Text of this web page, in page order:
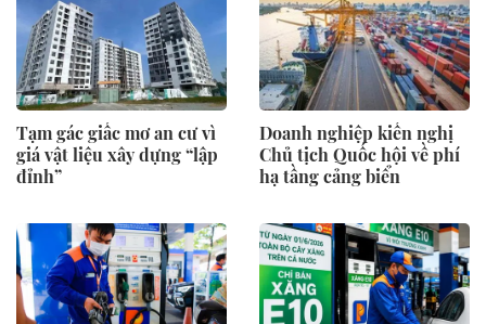
Tạm gác giấc mơ an cư vì
giá vật liệu xây dựng “lập
đỉnh”
Doanh nghiệp kiến nghị
Chủ tịch Quốc hội về phí
hạ tầng cảng biển